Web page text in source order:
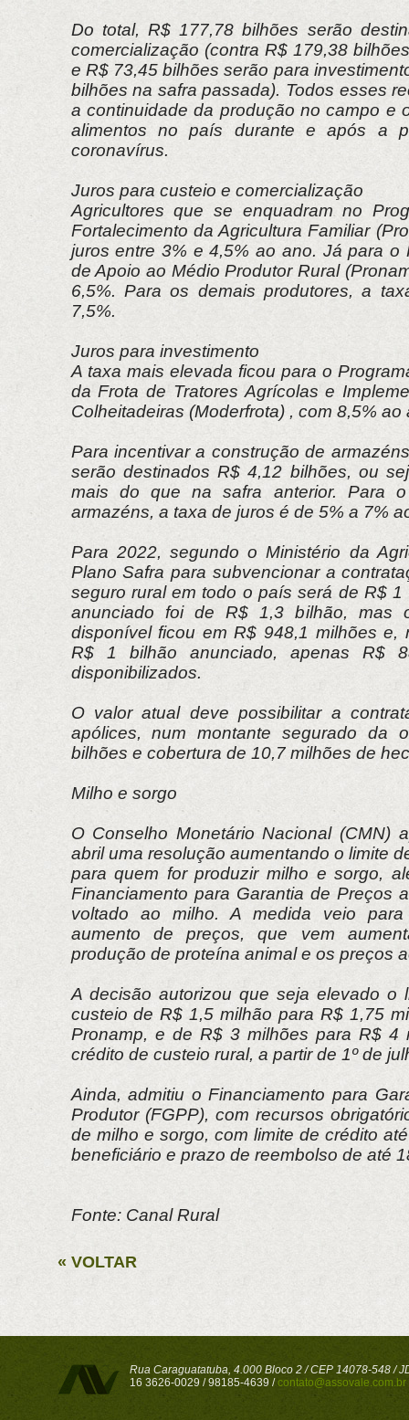
Do total, R$ 177,78 bilhões serão
comercialização (contra R$ 179,38
e R$ 73,45 bilhões serão para
bilhões na safra passada). Todos esses
a continuidade da produção no campo e
alimentos no país durante e após a
coronavírus.
Juros para custeio e comercialização
Agricultores que se enquadram no
Fortalecimento da Agricultura Familiar
juros entre 3% e 4,5% ao ano. Já para o
de Apoio ao Médio Produtor Rural
6,5%. Para os demais produtores, a
7,5%.
Juros para investimento
A taxa mais elevada ficou para o
da Frota de Tratores Agrícolas e
Colheitadeiras (Moderfrota) , com 8,5% ao
Para incentivar a construção de
serão destinados R$ 4,12 bilhões, ou
mais do que na safra anterior. Para o
armazéns, a taxa de juros é de 5% a 7%
Para 2022, segundo o Ministério da
Plano Safra para subvencionar a
seguro rural em todo o país será de R$
anunciado foi de R$ 1,3 bilhão, mas
disponível ficou em R$ 948,1 milhões e,
R$ 1 bilhão anunciado, apenas R$
disponibilizados.
O valor atual deve possibilitar a
apólices, num montante segurado da
bilhões e cobertura de 10,7 milhões de
Milho e sorgo
O Conselho Monetário Nacional (CMN)
abril uma resolução aumentando o limite
para quem for produzir milho e sorgo,
Financiamento para Garantia de Preços
voltado ao milho. A medida veio
aumento de preços, que vem
produção de proteína animal e os preços
A decisão autorizou que seja elevado o
custeio de R$ 1,5 milhão para R$ 1,75
Pronamp, e de R$ 3 milhões para R$ 4
crédito de custeio rural, a partir de 1º de
Ainda, admitiu o Financiamento para
Produtor (FGPP), com recursos
de milho e sorgo, com limite de crédito
beneficiário e prazo de reembolso de até
Fonte: Canal Rural
« VOLTAR
Rua Caraguatatuba, 4.000 Bloco 2 / CEP 14078-548 /
16 3626-0029 / 98185-4639 /contato@assovale.com.br